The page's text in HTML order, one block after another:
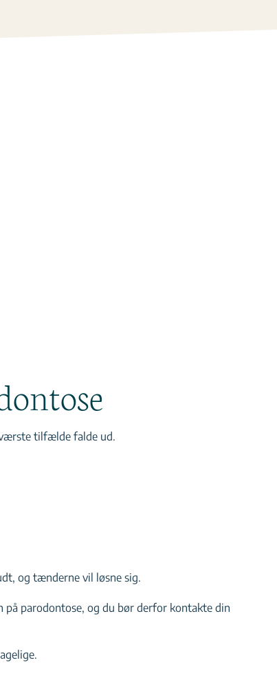
tilfælde falde ud.
og tænderne vil løsne sig.
parodontose, og du bør derfor kontakte din